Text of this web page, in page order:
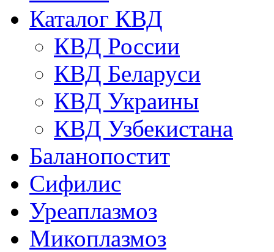
Каталог КВД
КВД России
КВД Беларуси
КВД Украины
КВД Узбекистана
Баланопостит
Сифилис
Уреаплазмоз
Микоплазмоз